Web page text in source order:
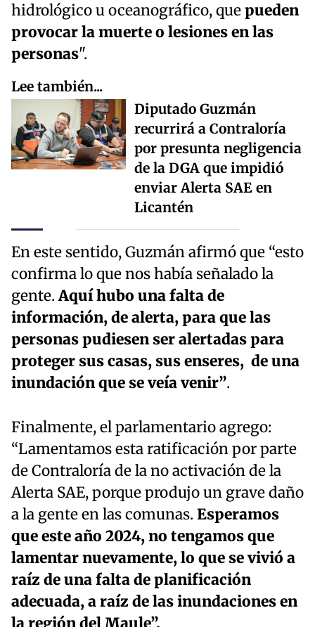
hidrológico u oceanográfico, quepueden
provocar la muerte o lesiones en las
personas".
Lee también...
Diputado Guzmán
recurrirá a Contraloría
por presunta negligencia
de la DGA que impidió
enviar Alerta SAE en
Licantén
En este sentido, Guzmán afirmó que “esto
confirma lo que nos había señalado la
gente.Aquí hubo una falta de
información, de alerta, para que las
personas pudiesen ser alertadas para
proteger sus casas, sus enseres, de una
inundación que se veía venir”.
Finalmente, el parlamentario agrego:
“Lamentamos esta ratificación por parte
de Contraloría de la no activación de la
Alerta SAE, porque produjo un grave daño
a la gente en las comunas. Esperamos
que este año 2024, no tengamos que
lamentar nuevamente, lo que se vivió a
raíz de una falta de planificación
adecuada, a raíz de las inundaciones en